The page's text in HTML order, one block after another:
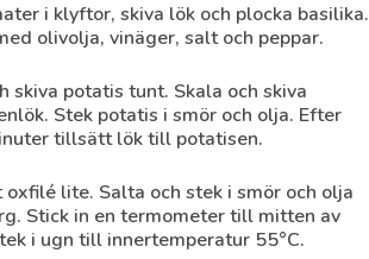
i klyftor, skiva lök och plocka basilika.
olivolja, vinäger, salt och peppar.
skiva potatis tunt. Skala och skiva
Stek potatis i smör och olja. Efter
tillsätt lök till potatisen.
oxfilé lite. Salta och stek i smör och olja
Stick in en termometer till mitten av
i ugn till innertemperatur 55°C.